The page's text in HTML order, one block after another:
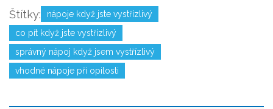
Štítky:
nápoje když jste vystřízlivý
co pít když jste vystřízlivý
správný nápoj když jsem vystřízlivý
vhodné nápoje při opilosti